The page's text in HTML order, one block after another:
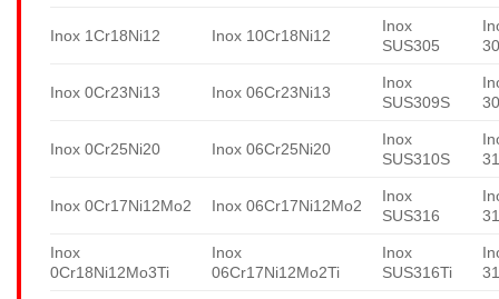
Inox 1Cr18Ni12 Inox 10Cr18Ni12
Inox
SUS305
Inox 0Cr23Ni13 Inox 06Cr23Ni13
Inox
SUS309S
Inox 0Cr25Ni20 Inox 06Cr25Ni20
Inox
SUS310S
Inox 0Cr17Ni12Mo2 Inox 06Cr17Ni12Mo2
Inox
SUS316
Inox
0Cr18Ni12Mo3Ti
Inox
06Cr17Ni12Mo2Ti
Inox
SUS316Ti